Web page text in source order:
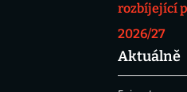
rozbíjející
2026/27
Aktuálně